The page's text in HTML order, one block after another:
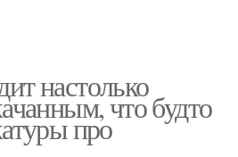
настолько
что будто
про